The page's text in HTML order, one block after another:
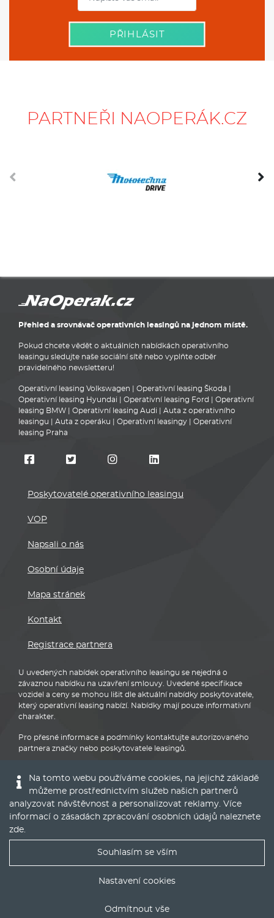
PŘIHLÁSIT
PARTNEŘI NAOPERÁK.CZ
Přehled a srovnávač operativních leasingů na jednom místě.
Pokud chcete vědět o aktuálních nabídkách operativního
leasingu sledujte naše sociální sítě nebo vyplňte odběr
pravidelného newsletteru!
Operativní leasing Volkswagen Operativní leasing Škoda
Operativní leasing Hyundai
Operativní leasing Ford
Operativní
leasing BMW
Operativní leasing Audi
Auta z operativního
leasingu
Auta z operáku Operativní leasingy
Operativní
leasing Praha
Poskytovatelé operativního leasingu
VOP
Napsali o nás
Osobní údaje
Mapa stránek
Kontakt
Registrace partnera
U uvedených nabídek operativního leasingu se nejedná o
závaznou nabídku na uzavření smlouvy. Uvedené specifikace
vozidel a ceny se mohou lišit dle aktuální nabídky poskytovatele,
který operativní leasing nabízí. Nabídky mají pouze informativní
charakter.
Pro přesné informace a podmínky kontaktujte autorizovaného
partnera značky nebo poskytovatele leasingů.
Runs onPublis CMS Framework
Na tomto webu používáme cookies, na jejichž základě
můžeme prostřednictvím služeb našich partnerů
analyzovat návštěvnost a personalizovat reklamy. Více
informací o zásadách zpracování osobních údajů naleznete
zde.
Souhlasím se vším
Nastavení cookies
Odmítnout vše
Nejlepší nabídky operáku do Vašeho emailu